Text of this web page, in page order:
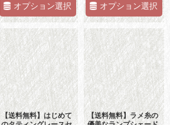
オプション選択 オプション選択
【送料無料】はじめて
【送料無料】ラメ糸の